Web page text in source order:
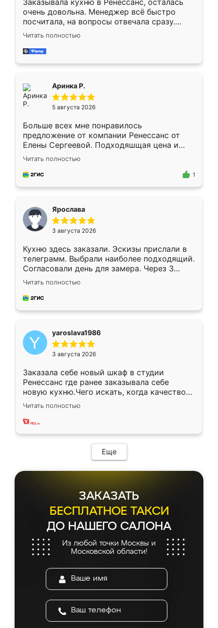
Заказывала кухню в Ренессанс, осталась
очень довольна. Менеджер всё быстро
посчитала, на вопросы отвечала сразу.
Замерщик приехал в субботу, подошёл к
делу со всей ответственностью. Собрали
за день, ребята работали аккуратно, даже
Читать полностью
Аринка Р.
5 августа 2026
Больше всех мне понравилось
предложение от компании Ренессанс от
Елены Сергеевой. Подходяшщая цена и
короткие сроки изготовления. Приехавший
для замера сотрудник Владислав
предложил по моему эскизу самый
Читать полностью
1
Ярослава
3 августа 2026
Кухню здесь заказали. Эскизы прислали в
телеграмм. Выбрали наиболее подходящий.
Согласовали день для замера. Через 3
недели кухня была уже готова. Остались
довольны работой. Спасибо Ренессанс
мебель за качественную работу!
Читать полностью
yaroslava1986
3 августа 2026
Заказала себе новый шкаф в студии
Ренессанс где ранее заказывала себе
новую кухню.Чего искать, когда качеством
вполне довольна. Служит кухня уже почти
два года, нареканий нет.
Читать полностью
Еще
ЗАКАЗАТЬ
БЕСПЛАТНОЕ ТАКСИ
ДО НАШЕГО САЛОНА
Из любой точки Москвы и
Московской области!